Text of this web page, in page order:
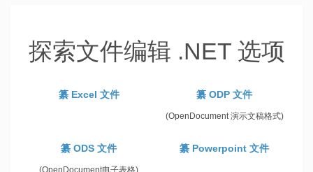
探索文件编辑 .NET 选项
纂 Excel 文件 纂 ODP 文件
(OpenDocument 演示文稿格式)
纂 ODS 文件
(OpenDocument电子表格)
纂 Powerpoint 文件